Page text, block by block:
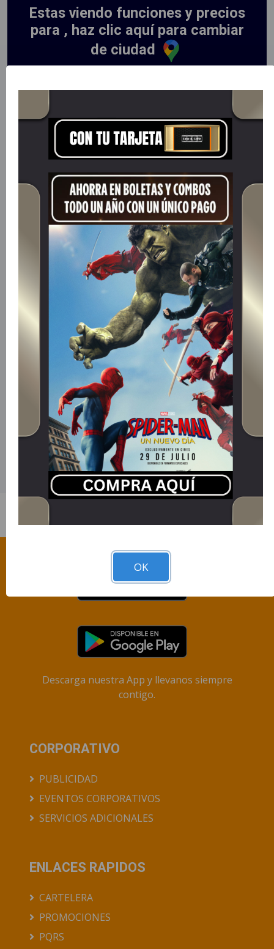
Sinopsis
Tras el éxito mundial en taquilla de la comedia más
divertida del verano de 2024, Mi Villano Favorito 4,
Illumination expande su universo animado con un
nuevo capítulo en la franquicia animada global más
grande de la historia: Minions & Monstruos. Esta es la
historia desenfrenada, ridícula y totalmente real de
cómo los Minions conquistaron Hollywood, se
convirtieron en estrellas de cine, perdieron todo,
desataron monstruos sobre el mundo y luego unieron
fuerzas para intentar salvar al planeta del caos que ellos
mismos crearon. País:.
MINIONS & MONSTRUOS.
País de Origen
Estados Unidos.
Pierre Coffin.
Estas viendo funciones y precios
para , haz clic aquí para cambiar
de ciudad
Descarga nuestra App y llevanos siempre
contigo.
CORPORATIVO
PUBLICIDAD
EVENTOS CORPORATIVOS
SERVICIOS ADICIONALES
ENLACES RAPIDOS
CARTELERA
PROMOCIONES
PQRS
OK